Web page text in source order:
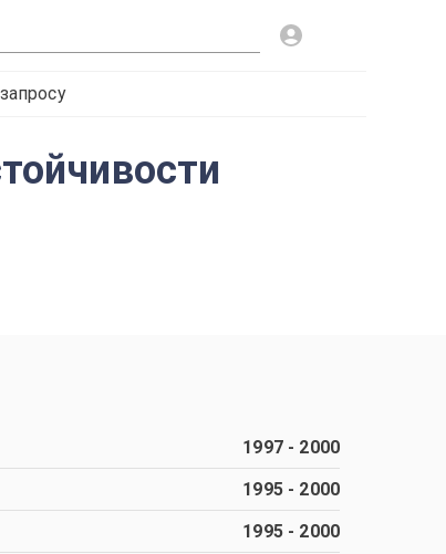
1997- 2000
1995- 2000
1995- 2000